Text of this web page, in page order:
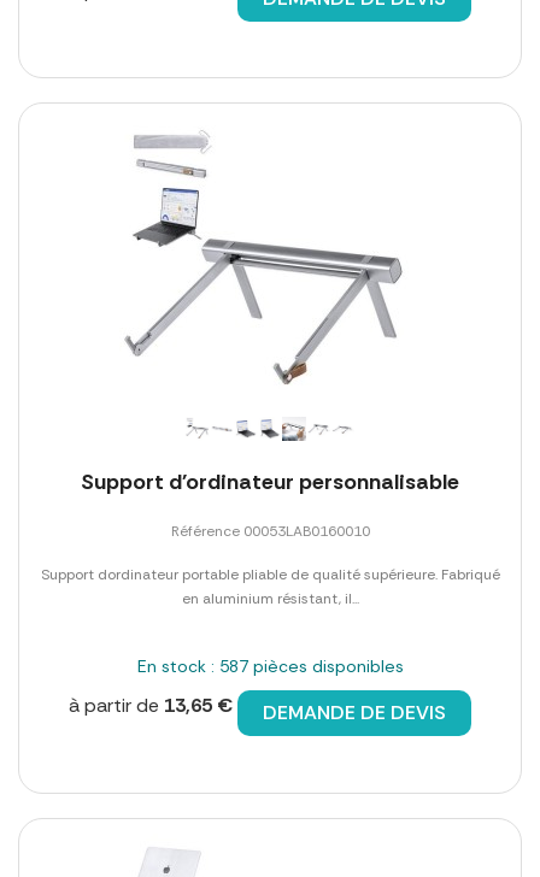
Support d'ordinateur personnalisable
Référence 00053LAB0160010
Support dordinateur portable pliable de qualité supérieure. Fabriqué
en aluminium résistant, il...
En stock : 587 pièces disponibles
à partir de 13,65 € DEMANDE DE DEVIS